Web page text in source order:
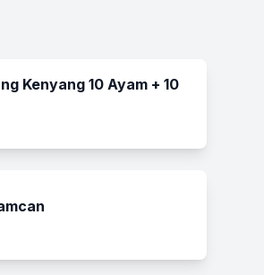
Kenyang 10 Ayam + 10